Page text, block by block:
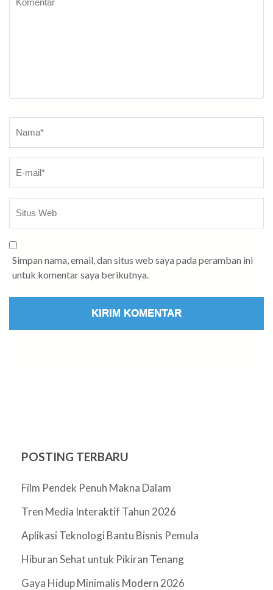
Simpan nama, email, dan situs web saya pada peramban ini
untuk komentar saya berikutnya.
POSTING TERBARU
Film Pendek Penuh Makna Dalam
Tren Media Interaktif Tahun 2026
Aplikasi Teknologi Bantu Bisnis Pemula
Hiburan Sehat untuk Pikiran Tenang
Gaya Hidup Minimalis Modern 2026